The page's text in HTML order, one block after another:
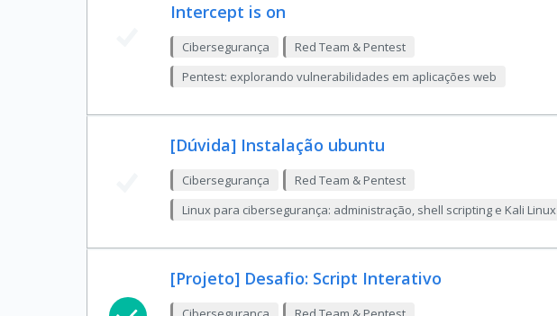
Intercept is on
Cibersegurança
Red Team & Pentest
Pentest: explorando vulnerabilidades em aplicações web
[Dúvida] Instalação ubuntu
Cibersegurança
Red Team & Pentest
Linux para cibersegurança: administração, shell scripting e Kali Linux
[Projeto] Desafio: Script Interativo